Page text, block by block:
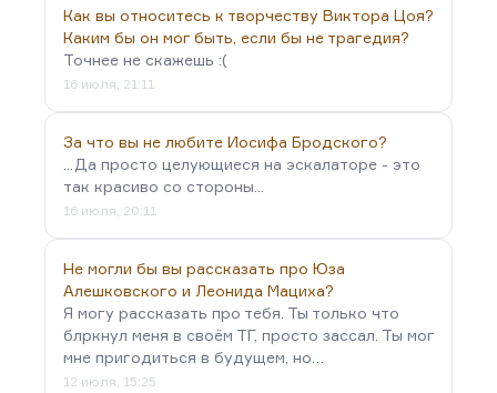
Как вы относитесь к творчеству Виктора Цоя?
Каким бы он мог быть, если бы не трагедия?
Точнее не скажешь :(
16 июля, 21:11
За что вы не любите Иосифа Бродского?
...Да просто целующиеся на эскалаторе - это
так красиво со стороны...
16 июля, 20:11
Не могли бы вы рассказать про Юза
Алешковского и Леонида Мациха?
Я могу рассказать про тебя. Ты только что
блркнул меня в своём ТГ, просто зассал. Ты мог
мне пригодиться в будущем, но…
12 июля, 15:25